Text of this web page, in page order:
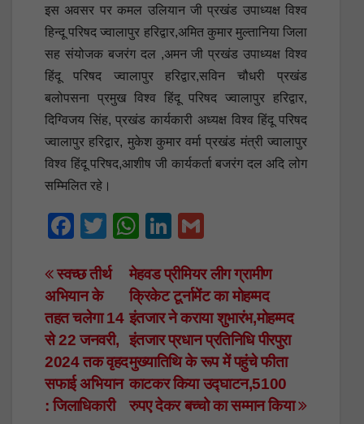
इस अवसर पर कमल उलियान जी प्रखंड उपाध्यक्ष विश्व
हिन्दू परिषद ज्वालापुर हरिद्वार,अमित कुमार मुल्तानिया जिला
सह संयोजक बजरंग दल ,अमन जी प्रखंड उपाध्यक्ष विश्व
हिंदू परिषद ज्वालापुर हरिद्वार,सविन चौधरी प्रखंड
बलोपसना प्रमुख विश्व हिंदू परिषद ज्वालापुर हरिद्वार,
दिग्विजय सिंह, प्रखंड कार्यकारी अध्यक्ष विश्व हिंदू परिषद
ज्वालापुर हरिद्वार, मुकेश कुमार वर्मा प्रखंड मंत्री ज्वालापुर
विश्व हिंदू परिषद,आशीष जी कार्यकर्ता बजरंग दल अदि लोग
सम्मिलित रहे।
F
c
e
b
o
o
k
T
tt
W
at
s
A
p
p
Li
k
e
dI
n
ail
Post
navigation
मेहवड प्रीमियर लीग ग्रामीण
क्रिकेट टूर्नामेंट का मोहम्मद
इंतजार ने कराया शुभारंभ,मोहम्मद
इंतजार प्रधान प्रतिनिधि पीरपुरा
मुख्यातिथि के रूप में पहुंचे फीता
काटकर किया उद्घाटन,5100
रुपए देकर बच्चो का सम्मान किया
स्वच्छ तीर्थ
अभियान के
तहत चलेगा 14
से 22 जनवरी,
2024 तक वृहद
सफाई अभियान
: जिलाधिकारी